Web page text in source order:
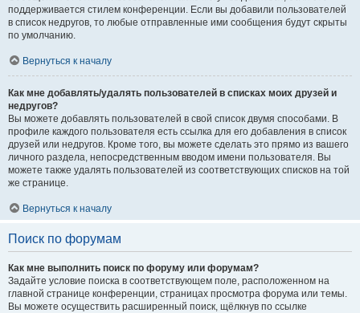
поддерживается стилем конференции. Если вы добавили пользователей
в список недругов, то любые отправленные ими сообщения будут скрыты
по умолчанию.
Вернуться к началу
Как мне добавлять/удалять пользователей в списках моих друзей и
недругов?
Вы можете добавлять пользователей в свой список двумя способами. В
профиле каждого пользователя есть ссылка для его добавления в список
друзей или недругов. Кроме того, вы можете сделать это прямо из вашего
личного раздела, непосредственным вводом имени пользователя. Вы
можете также удалять пользователей из соответствующих списков на той
же странице.
Вернуться к началу
Поиск по форумам
Как мне выполнить поиск по форуму или форумам?
Задайте условие поиска в соответствующем поле, расположенном на
главной странице конференции, страницах просмотра форума или темы.
Вы можете осуществить расширенный поиск, щёлкнув по ссылке